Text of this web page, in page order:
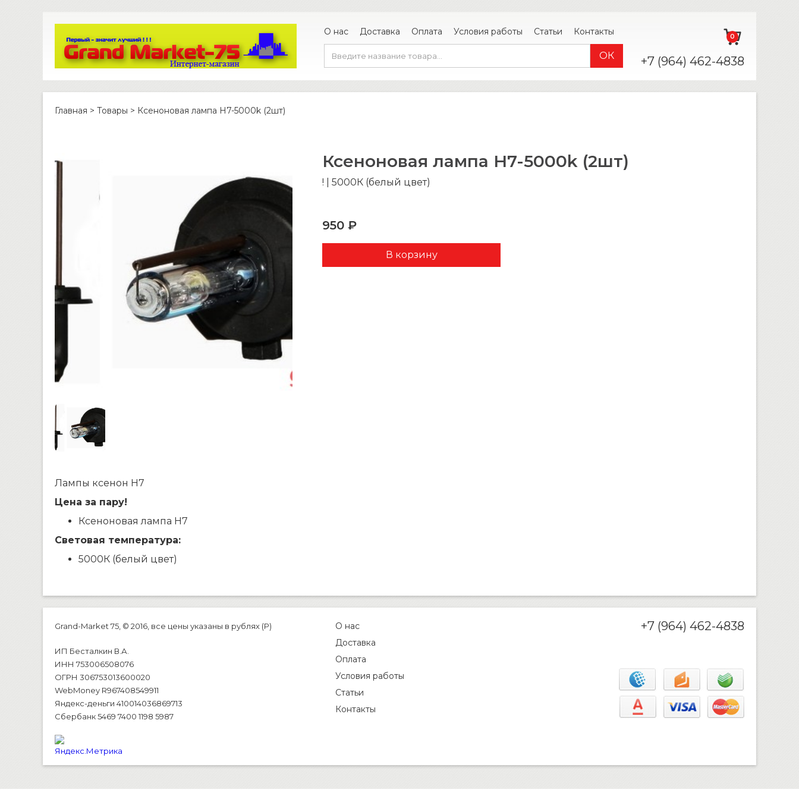
О нас Доставка Оплата Условия работы Статьи Контакты 0
+7 (964) 462-4838
Главная > Товары > Ксеноновая лампа H7-5000k (2шт)
Ксеноновая лампа H7-5000k (2шт)
! | 5000К (белый цвет)
950 ₽
Лампы ксенон Н7
Цена за пару!
Ксеноновая лампа H7
Световая температура:
5000К (белый цвет)
Grand-Market 75, © 2016, все цены указаны в рублях (P)
ИП Бесталкин В.А.
ИНН 753006508076
ОГРН 306753013600020
WebMoney R967408549911
Яндекс-деньги 410014036869713
Сбербанк 5469 7400 1198 5987
О нас
Доставка
Оплата
Условия работы
Статьи
Контакты
+7 (964) 462-4838